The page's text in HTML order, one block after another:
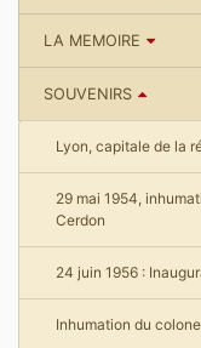
LA MEMOIRE
SOUVENIRS
Lyon, capitale de la
29 mai 1954,
Cerdon
24 juin 1956 :
Inhumation du